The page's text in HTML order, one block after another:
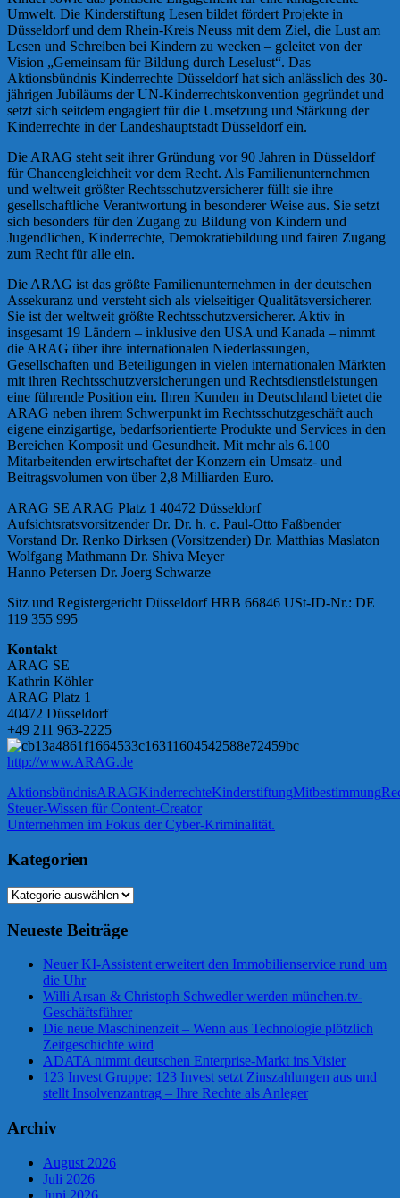
Umwelt. Die Kinderstiftung Lesen bildet fördert Projekte in
Düsseldorf und dem Rhein-Kreis Neuss mit dem Ziel, die Lust am
Lesen und Schreiben bei Kindern zu wecken – geleitet von der
Vision „Gemeinsam für Bildung durch Leselust“. Das
Aktionsbündnis Kinderrechte Düsseldorf hat sich anlässlich des 30-
jährigen Jubiläums der UN-Kinderrechtskonvention gegründet und
setzt sich seitdem engagiert für die Umsetzung und Stärkung der
Kinderrechte in der Landeshauptstadt Düsseldorf ein.
Die ARAG steht seit ihrer Gründung vor 90 Jahren in Düsseldorf
für Chancengleichheit vor dem Recht. Als Familienunternehmen
und weltweit größter Rechtsschutzversicherer füllt sie ihre
gesellschaftliche Verantwortung in besonderer Weise aus. Sie setzt
sich besonders für den Zugang zu Bildung von Kindern und
Jugendlichen, Kinderrechte, Demokratiebildung und fairen Zugang
zum Recht für alle ein.
Die ARAG ist das größte Familienunternehmen in der deutschen
Assekuranz und versteht sich als vielseitiger Qualitätsversicherer.
Sie ist der weltweit größte Rechtsschutzversicherer. Aktiv in
insgesamt 19 Ländern – inklusive den USA und Kanada – nimmt
die ARAG über ihre internationalen Niederlassungen,
Gesellschaften und Beteiligungen in vielen internationalen Märkten
mit ihren Rechtsschutzversicherungen und Rechtsdienstleistungen
eine führende Position ein. Ihren Kunden in Deutschland bietet die
ARAG neben ihrem Schwerpunkt im Rechtsschutzgeschäft auch
eigene einzigartige, bedarfsorientierte Produkte und Services in den
Bereichen Komposit und Gesundheit. Mit mehr als 6.100
Mitarbeitenden erwirtschaftet der Konzern ein Umsatz- und
Beitragsvolumen von über 2,8 Milliarden Euro.
ARAG SE ARAG Platz 1 40472 Düsseldorf
Aufsichtsratsvorsitzender Dr. Dr. h. c. Paul-Otto Faßbender
Vorstand Dr. Renko Dirksen (Vorsitzender) Dr. Matthias Maslaton
Wolfgang Mathmann Dr. Shiva Meyer
Hanno Petersen Dr. Joerg Schwarze
Sitz und Registergericht Düsseldorf HRB 66846 USt-ID-Nr.: DE
119 355 995
Kontakt
ARAG SE
Kathrin Köhler
ARAG Platz 1
40472 Düsseldorf
+49 211 963-2225
http://www.ARAG.de
AktionsbündnisARAGKinderrechteKinderstiftungMitbestimmung
Beitragsnavigation
Vorheriger
Beitrag:
Steuer-Wissen für Content-Creator
Nächster
Unternehmen im Fokus der Cyber-Kriminalität.
Kategorien
Kategorien
Neueste Beiträge
Neuer KI-Assistent erweitert den Immobilienservice rund um
die Uhr
Willi Arsan & Christoph Schwedler werden münchen.tv-
Geschäftsführer
Die neue Maschinenzeit – Wenn aus Technologie plötzlich
Zeitgeschichte wird
ADATA nimmt deutschen Enterprise-Markt ins Visier
123 Invest Gruppe: 123 Invest setzt Zinszahlungen aus und
stellt Insolvenzantrag – Ihre Rechte als Anleger
Archiv
August 2026
Juli 2026
Juni 2026